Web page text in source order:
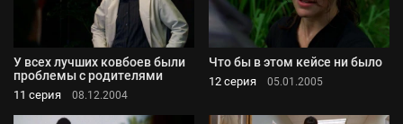
У всех лучших ковбоев были
проблемы с родителями
11 серия 08.12.2004
Что бы в этом кейсе ни было
12 серия 05.01.2005